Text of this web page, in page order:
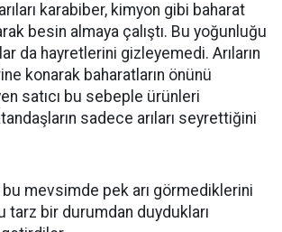
karabiber, kimyon gibi baharat
besin almaya çalıştı. Bu yoğunluğu
da hayretlerini gizleyemedi. Arıların
konarak baharatların önünü
satıcı bu sebeple ürünleri
sadece arıları seyrettiğini
mevsimde pek arı görmediklerini
tarz bir durumdan duydukları